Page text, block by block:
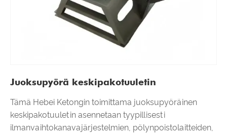
Juoksupyörä keskipakotuuletin
Tämä Hebei Ketongin toimittama juoksupyöräinen
keskipakotuuletin asennetaan tyypillisesti
ilmanvaihtokanavajärjestelmien, pölynpoistolaitteiden,